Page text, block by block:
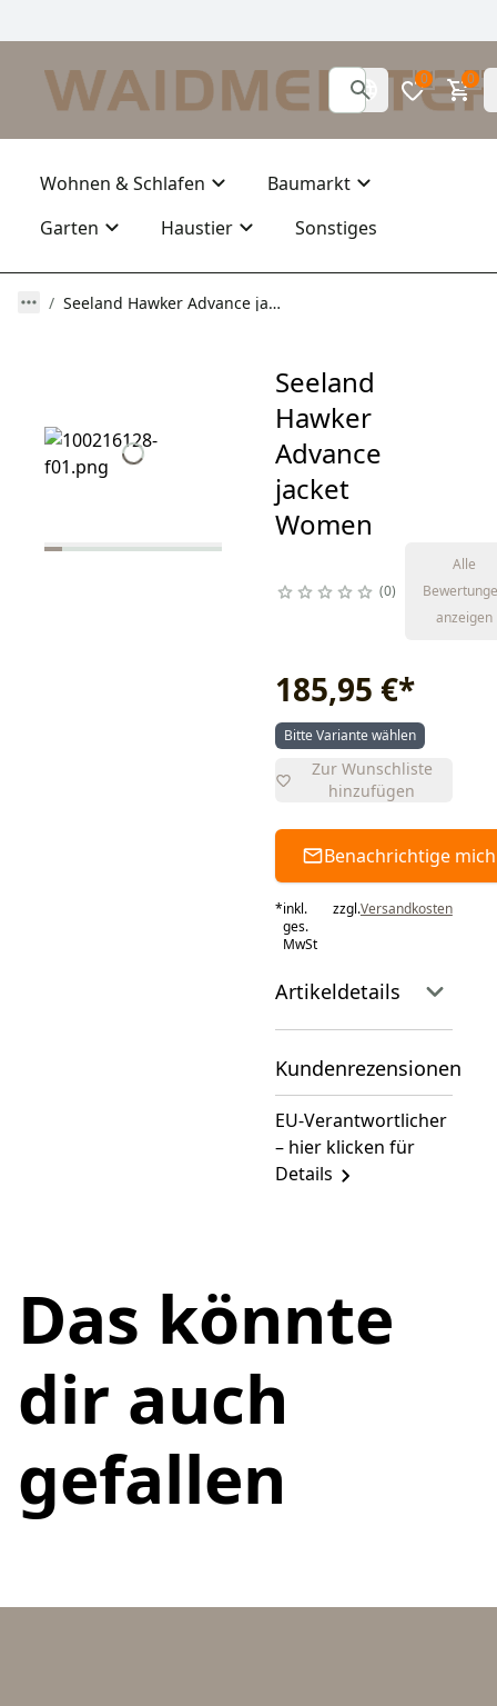
0 0
Wohnen & Schlafen
Baumarkt
Garten
Haustier Sonstiges
Seeland Hawker Advance jacket Women
Seeland
Hawker
Advance
jacket
Women
0
Alle
anzeigen
185,95 €*
Bitte Variante wählen
Zur Wunschliste
hinzufügen
Benachrichtige mich
*inkl.
ges.
MwSt
zzgl.Versandkosten
Artikeldetails
Kundenrezensionen
EU-Verantwortlicher
– hier klicken für
Details
Das könnte
dir auch
gefallen